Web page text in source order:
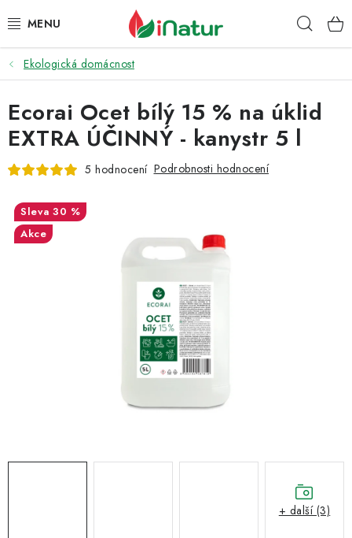
na
POTRAVINY
OŘECHY A SUŠENÉ PLODY
SNACKY
EKO DROGERIE A KOSMETIKA
Ekologická domácnost
Ecorai Ocet bílý 15 % na úklid
EXTRA ÚČINNÝ - kanystr 5 l
5 hodnocení Podrobnosti hodnocení
30 %
Akce
+ další (3)